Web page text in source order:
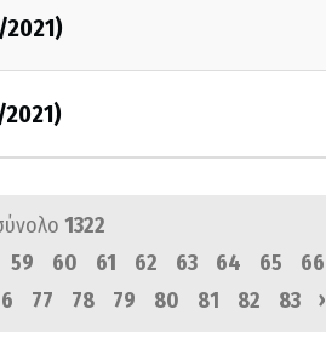
1322
59 60 61 62 63 64 65 66
77 78 79 80 81 82 83 ›